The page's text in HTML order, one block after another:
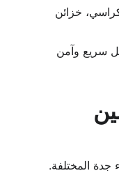
خزائن
سريع وآمن
جدة المختلفة.